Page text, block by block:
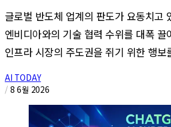
글로벌 반도체 업계의 판도가 요동치고
엔비디아와의 기술 협력 수위를 대폭
인프라 시장의 주도권을 쥐기 위한 행보
AI TODAY
/ 8 6월 2026